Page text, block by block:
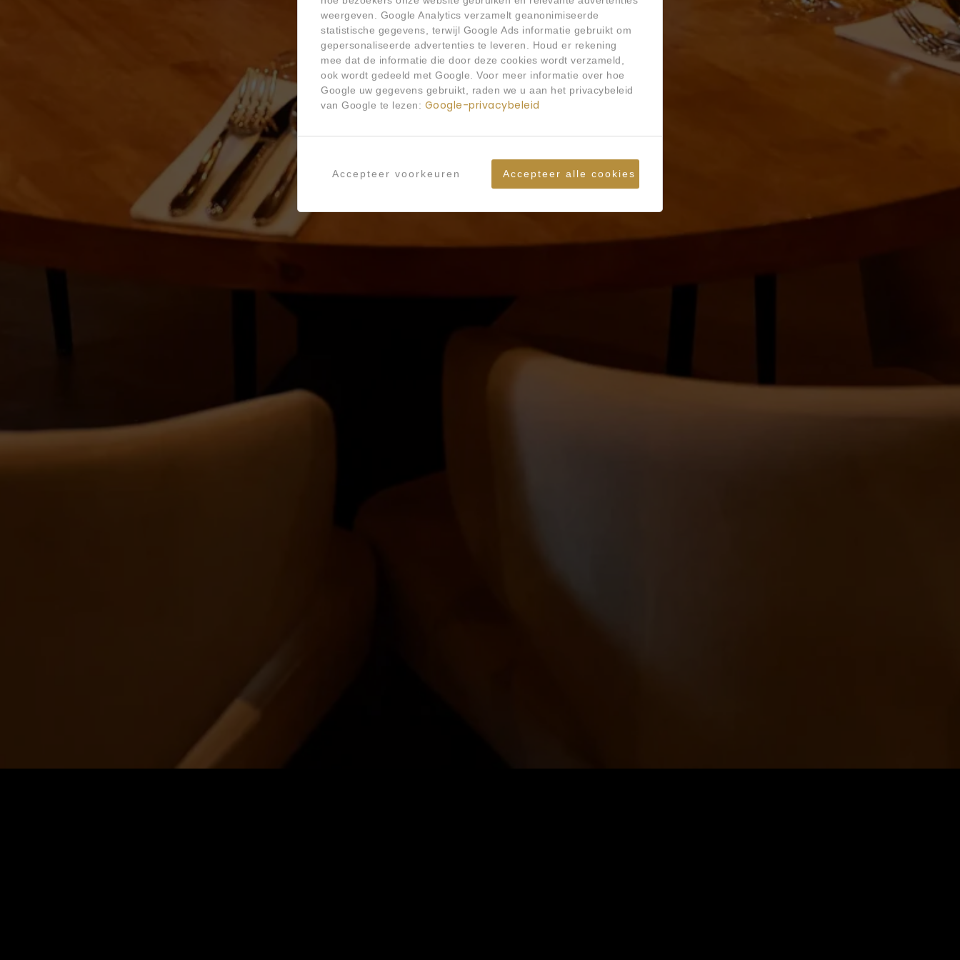
weergeven. Google Analytics verzamelt geanonimiseerde
statistische gegevens, terwijl Google Ads informatie gebruikt om
gepersonaliseerde advertenties te leveren. Houd er rekening
mee dat de informatie die door deze cookies wordt verzameld,
ook wordt gedeeld met Google. Voor meer informatie over hoe
Google uw gegevens gebruikt, raden we u aan het privacybeleid
van Google te lezen: Google-privacybeleid
Accepteer voorkeuren Accepteer alle cookies